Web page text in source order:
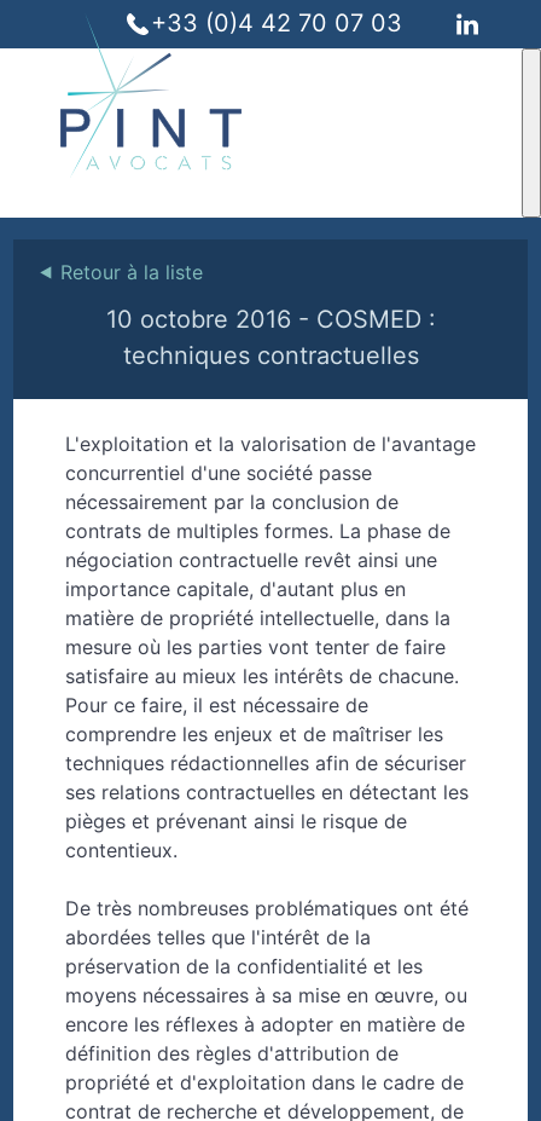
+33 (0)4 42 70 07 03
⯇ Retour à la liste
10 octobre 2016 - COSMED :
techniques contractuelles
L'exploitation et la valorisation de l'avantage
concurrentiel d'une société passe
nécessairement par la conclusion de
contrats de multiples formes. La phase de
négociation contractuelle revêt ainsi une
importance capitale, d'autant plus en
matière de propriété intellectuelle, dans la
mesure où les parties vont tenter de faire
satisfaire au mieux les intérêts de chacune.
Pour ce faire, il est nécessaire de
comprendre les enjeux et de maîtriser les
techniques rédactionnelles afin de sécuriser
ses relations contractuelles en détectant les
pièges et prévenant ainsi le risque de
contentieux.
De très nombreuses problématiques ont été
abordées telles que l'intérêt de la
préservation de la confidentialité et les
moyens nécessaires à sa mise en œuvre, ou
encore les réflexes à adopter en matière de
définition des règles d'attribution de
propriété et d'exploitation dans le cadre de
contrat de recherche et développement, de